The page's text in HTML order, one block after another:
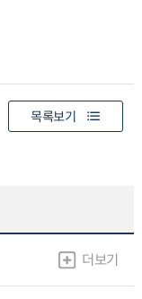
목록보기
더보기